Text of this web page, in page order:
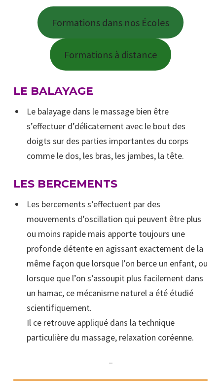
Formations dans nos Écoles
Formations à distance
LE BALAYAGE
Le balayage dans le massage bien être
s’effectuer d’délicatement avec le bout des
doigts sur des parties importantes du corps
comme le dos, les bras, les jambes, la tête.
LES BERCEMENTS
Les bercements s’effectuent par des
mouvements d’oscillation qui peuvent être plus
ou moins rapide mais apporte toujours une
profonde détente en agissant exactement de la
même façon que lorsque l’on berce un enfant, ou
lorsque que l’on s’assoupit plus facilement dans
un hamac, ce mécanisme naturel a été étudié
scientifiquement.
Il ce retrouve appliqué dans la technique
particulière du massage, relaxation coréenne.
–